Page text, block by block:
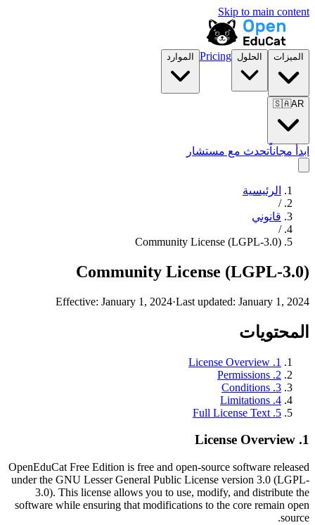
Skip to main content
الميزات الحلول Pricing الموارد
🇸🇦AR
ابدأ مجاناًتحدث مع مستشار
الرئيسية
/
قانوني
/
Community License (LGPL-3.0)
Community License (LGPL-3.0)
Effective: January 1, 2024·Last updated: January 1, 2024
المحتويات
1
.
License Overview
2
.
Permissions
3
.
Conditions
4
.
Limitations
5
.
Full License Text
1
.
License Overview
OpenEduCat Free Edition is free and open-source software released
under the GNU Lesser General Public License version 3.0 (LGPL-
3.0). This license allows you to use, modify, and distribute the
software while ensuring that modifications to the core remain open
source.